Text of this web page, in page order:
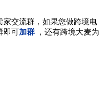
交流群，如果您做跨境电
即可加群
，还有跨境大麦为